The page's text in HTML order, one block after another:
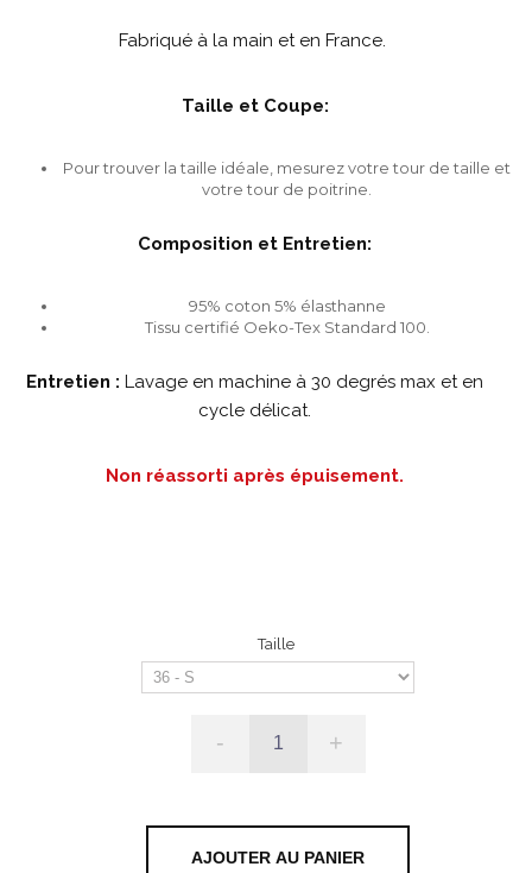
Fabriqué à la main et en France.
Taille et Coupe:
Pour trouver la taille idéale, mesurez votre tour de taille et
votre tour de poitrine.
Composition et Entretien:
95% coton 5% élasthanne
Tissu certifié Oeko-Tex Standard 100.
Entretien : Lavage en machine à 30 degrés max et en
cycle délicat.
Non réassorti après épuisement.
Taille
- +
AJOUTER AU PANIER